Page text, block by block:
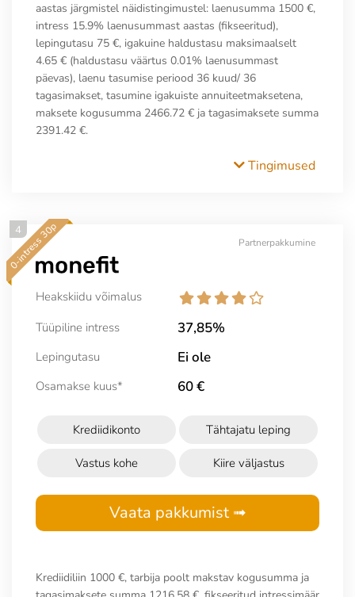
aastas järgmistel näidistingimustel: laenusumma 1500 €,
intress 15.9% laenusummast aastas (fikseeritud),
lepingutasu 75 €, igakuine haldustasu maksimaalselt
4.65 € (haldustasu väärtus 0.01% laenusummast
päevas), laenu tasumise periood 36 kuud/ 36
tagasimakset, tasumine igakuiste annuiteetmaksetena,
maksete kogusumma 2466.72 € ja tagasimaksete summa
2391.42 €.
Tingimused
0-intress 30p
4
Heakskiidu võimalus
Tüüpiline intress
37,85%
Lepingutasu Ei ole
Osamakse kuus* 60 €
Krediidikonto Tähtajatu leping
Vastus kohe Kiire väljastus
Vaata pakkumist ➟
Partnerpakkumine
Krediidiliin 1000 €, tarbija poolt makstav kogusumma ja